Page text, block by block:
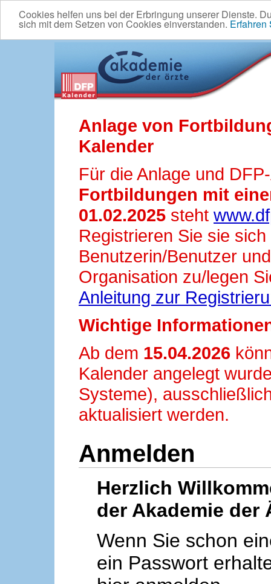
Cookies helfen uns bei der Erbringung unserer Dienste.
sich mit dem Setzen von Cookies einverstanden. Erfahren
Anlage von
Kalender
Für die Anlage und
Fortbildungen mit
01.02.2025 steht
Registrieren Sie sie
Benutzerin/Benutzer
Organisation zu/legen
Anleitung zur
Wichtige
Ab dem 15.04.2026
Kalender angelegt
Systeme),
aktualisiert werden.
Anmelden
Herzlich
der Akademie der
Wenn Sie schon
ein Passwort